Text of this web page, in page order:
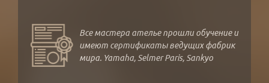
Все мастера ателье прошли обучение и
имеют сертификаты ведущих фабрик
мира. Yamaha, Selmer Paris, Sankyo